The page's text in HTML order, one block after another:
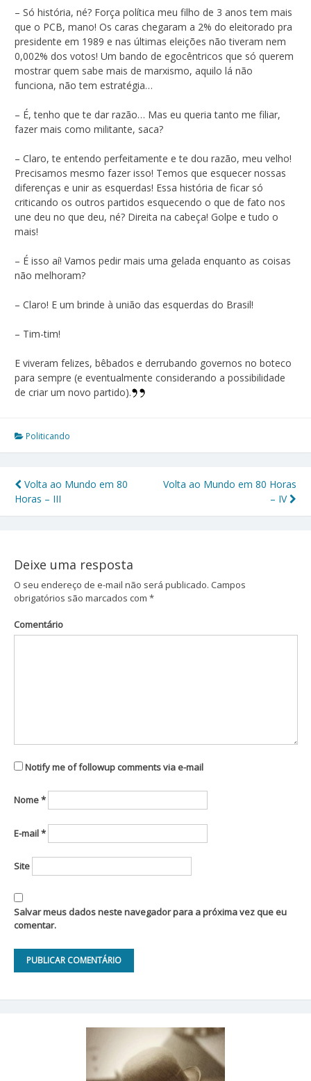
– Só história, né? Força política meu filho de 3 anos tem mais
que o PCB, mano! Os caras chegaram a 2% do eleitorado pra
presidente em 1989 e nas últimas eleições não tiveram nem
0,002% dos votos! Um bando de egocêntricos que só querem
mostrar quem sabe mais de marxismo, aquilo lá não
funciona, não tem estratégia…
– É, tenho que te dar razão… Mas eu queria tanto me filiar,
fazer mais como militante, saca?
– Claro, te entendo perfeitamente e te dou razão, meu velho!
Precisamos mesmo fazer isso! Temos que esquecer nossas
diferenças e unir as esquerdas! Essa história de ficar só
criticando os outros partidos esquecendo o que de fato nos
une deu no que deu, né? Direita na cabeça! Golpe e tudo o
mais!
– É isso aí! Vamos pedir mais uma gelada enquanto as coisas
não melhoram?
– Claro! E um brinde à união das esquerdas do Brasil!
– Tim-tim!
E viveram felizes, bêbados e derrubando governos no boteco
para sempre (e eventualmente considerando a possibilidade
de criar um novo partido).
Politicando
Navegação
de
Volta ao Mundo em 80
Horas – III
Volta ao Mundo em 80 Horas
– IV
Deixe uma resposta
O seu endereço de e-mail não será publicado. Campos
obrigatórios são marcados com *
Comentário
Notify me of followup comments via e-mail
Nome*
E-mail*
Site
Salvar meus dados neste navegador para a próxima vez que eu
comentar.